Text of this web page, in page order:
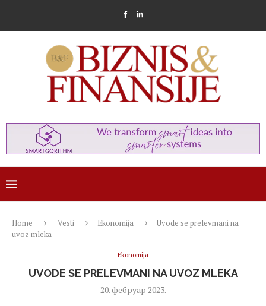
Home Vesti Ekonomija
Uvode se prelevmani na
uvoz mleka
Ekonomija
UVODE SE PRELEVMANI NA UVOZ MLEKA
20. фебруар 2023.